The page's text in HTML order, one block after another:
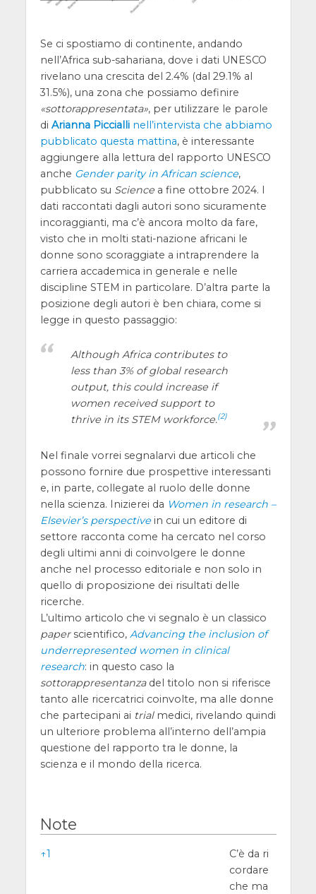
Se ci spostiamo di continente, andando
nell’Africa sub-sahariana, dove i dati UNESCO
rivelano una crescita del 2.4% (dal 29.1% al
31.5%), una zona che possiamo definire
sottorappresentata , per utilizzare le parole
di Arianna Picciallinell’intervista che abbiamo
pubblicato questa mattina, è interessante
aggiungere alla lettura del rapporto UNESCO
anche Gender parity in African science,
pubblicato su Sciencea fine ottobre 2024. I
dati raccontati dagli autori sono sicuramente
incoraggianti, ma c’è ancora molto da fare,
visto che in molti stati-nazione africani le
donne sono scoraggiate a intraprendere la
carriera accademica in generale e nelle
discipline STEM in particolare. D’altra parte la
posizione degli autori è ben chiara, come si
legge in questo passaggio:
Although Africa contributes to
less than 3% of global research
output, this could increase if
women received support to
thrive in its STEM workforce.(2)
Nel finale vorrei segnalarvi due articoli che
possono fornire due prospettive interessanti
e, in parte, collegate al ruolo delle donne
nella scienza. Inizierei da Women in research –
Elsevier’s perspectivein cui un editore di
settore racconta come ha cercato nel corso
degli ultimi anni di coinvolgere le donne
anche nel processo editoriale e non solo in
quello di proposizione dei risultati delle
ricerche.
L’ultimo articolo che vi segnalo è un classico
paperscientifico, Advancing the inclusion of
underrepresented women in clinical
research: in questo caso la
sottorappresentanzadel titolo non si riferisce
tanto alle ricercatrici coinvolte, ma alle donne
che partecipani ai trialmedici, rivelando quindi
un ulteriore problema all’interno dell’ampia
questione del rapporto tra le donne, la
scienza e il mondo della ricerca.
Note
Note
↑1
C’è da ri
cordare
che ma